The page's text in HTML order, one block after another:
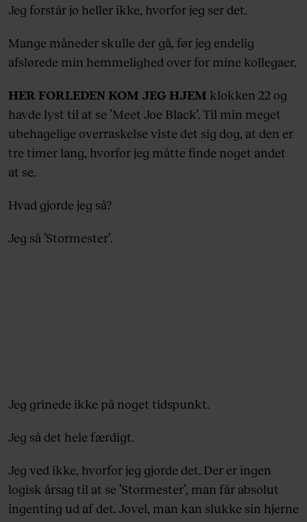
Jeg forstår jo heller ikke, hvorfor jeg ser det.
Mange måneder skulle der gå, før jeg endelig
afslørede min hemmelighed over for mine kollegaer.
HER FORLEDEN KOM JEG HJEM klokken 22 og
havde lyst til at se ’Meet Joe Black’. Til min meget
ubehagelige overraskelse viste det sig dog, at den er
tre timer lang, hvorfor jeg måtte finde noget andet
at se.
Hvad gjorde jeg så?
Jeg så ’Stormester’.
Jeg grinede ikke på noget tidspunkt.
Jeg så det hele færdigt.
Jeg ved ikke, hvorfor jeg gjorde det. Der er ingen
logisk årsag til at se ’Stormester’, man får absolut
ingenting ud af det. Jovel, man kan slukke sin hjerne